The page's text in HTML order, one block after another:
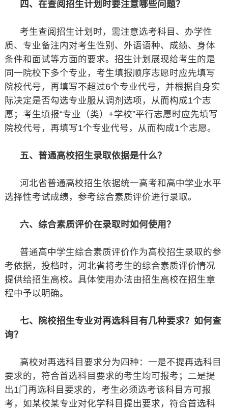
四、在查阅招生计划时要注意哪些问题？
考生查阅招生计划时，需注意选考科目、办学性
质、专业备注内对考生性别、外语语种、成绩、身体
条件和面试等方面的要求。招生计划展现给考生的是
同一院校下多个专业，考生填报顺序志愿时应先填写
院校代号，再填写不超过6个专业代号，并根据自身实
际决定是否勾选专业服从调剂选项，从而构成1个志
愿；考生填报“专业（类）+学校”平行志愿时应先填写
院校代号，再填写1个专业代号，从而构成1个志愿。
五、普通高校招生录取依据是什么？
河北省普通高校招生依据统一高考和高中学业水平
选择性考试成绩，参考综合素质评价进行录取。
六、综合素质评价在录取时如何使用？
普通高中学生综合素质评价作为高校招生录取的参
考依据，投档时，河北省将考生的综合素质评价情况
提供给招生高校。具体使用办法由招生高校在招生章
程中予以明确。
七、院校招生专业对再选科目有几种要求？如何查
询？
高校对再选科目要求分为四种：一是不提再选科目
要求的，符合首选科目要求的考生均可报考；二是提
出1门再选科目要求的，考生必须选考该科目方可报
考，如某校某专业对化学科目提出要求，符合首选科